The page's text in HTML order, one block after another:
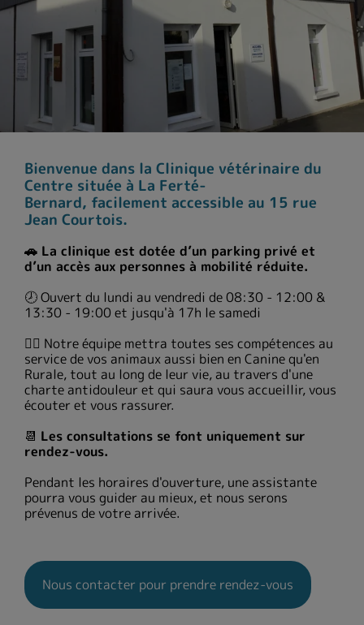
Bienvenue dans la Clinique vétérinaire du
Centre située à La Ferté-
Bernard, facilement accessible au 15 rue
Jean Courtois.
🚗 La clinique est dotée d’un parking privé et
d’un accès aux personnes à mobilité réduite.
🕗 Ouvert du lundi au vendredi de 08:30 - 12:00 &
13:30 - 19:00 et jusqu'à 17h le samedi
👩‍⚕️ Notre équipe mettra toutes ses compétences au
service de vos animaux aussi bien en Canine qu'en
Rurale, tout au long de leur vie, au travers d'une
charte antidouleur et qui saura vous accueillir, vous
écouter et vous rassurer.
📆 Les consultations se font uniquement sur
rendez-vous.
Pendant les horaires d'ouverture, une assistante
pourra vous guider au mieux, et nous serons
prévenus de votre arrivée.
Nous contacter pour prendre rendez-vous